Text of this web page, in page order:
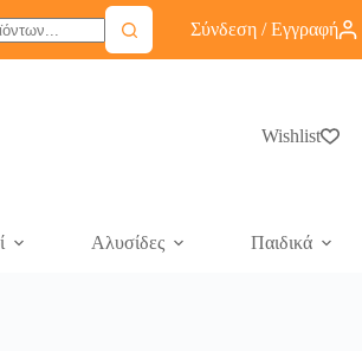
Σύνδεση / Εγγραφή
Wishlist
Αλυσίδες Παιδικά